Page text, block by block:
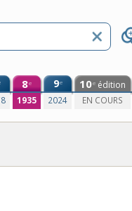
8e
1935
9e
2024
10e édition
EN COURS